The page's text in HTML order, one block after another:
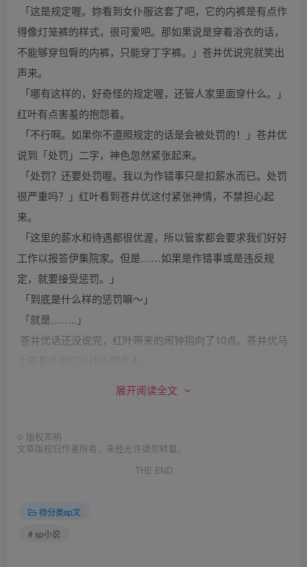
「这是规定喔。妳看到女仆服这套了吧，它的内裤是有点作
得像灯笼裤的样式，很可爱吧。那如果说是穿着浴衣的话，
不能够穿包臀的内裤，只能穿丁字裤。」苍井优说完就笑出
声来。
「哪有这样的，好奇怪的规定喔，还管人家里面穿什么。」
红叶有点害羞的抱怨着。
「不行啊。如果你不遵照规定的话是会被处罚的！」苍井优
说到「处罚」二字，神色忽然紧张起来。
「处罚？还要处罚喔。我以为作错事只是扣薪水而已。处罚
很严重吗？」红叶看到苍井优这付紧张神情，不禁担心起
来。
「这里的薪水和待遇都很优渥，所以管家都会要求我们好好
工作以报答伊集院家。但是……如果是作错事或是违反规
定，就要接受惩罚。」
「到底是什么样的惩罚嘛～」
「就是……..」
苍井优话还没说完，红叶带来的闹钟指向了10点。苍井优马
大约3分钟的时间，60几个女佣都集合在这边了。大家一看
展开阅读全文
© 版权声明
文章版权归作者所有，未经允许请勿转载。
THE END
待分类sp文
# sp小说